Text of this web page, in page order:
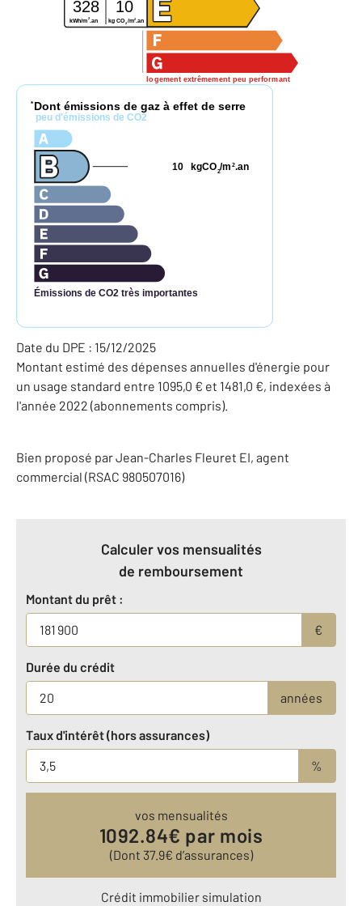
logement extrêmement peu performant
328 10
kWh/m2.an kg CO2/m2 .an
* Dont émissions de gaz à effet de serre
peu d'émissions de CO2
Émissions de CO2 très importantes
kgCO2/m 2.an
10
Date du DPE : 15/12/2025
Montant estimé des dépenses annuelles d'énergie pour
un usage standard entre 1095,0 € et 1481,0 €, indexées à
l'année 2022 (abonnements compris).
Bien proposé parJean-Charles Fleuret EI, agent
commercial (RSAC 980507016)
Calculer vos mensualités
de remboursement
Montant du prêt :
€
Durée du crédit
années
Taux d'intérêt (hors assurances)
%
vos mensualités
1092.84€ par mois
(Dont 37.9€ d’assurances)
Crédit immobilier simulation